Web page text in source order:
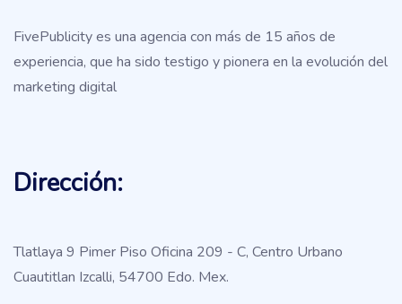
FivePublicity es una agencia con más de 15 años de
experiencia, que ha sido testigo y pionera en la evolución del
marketing digital
Dirección:
Tlatlaya 9 Pimer Piso Oficina 209 - C, Centro Urbano
Cuautitlan Izcalli, 54700 Edo. Mex.